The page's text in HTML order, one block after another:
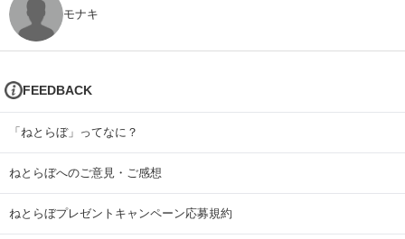
モナキ
FEEDBACK
「ねとらぼ」ってなに？
ねとらぼへのご意見・ご感想
ねとらぼプレゼントキャンペーン応募規約